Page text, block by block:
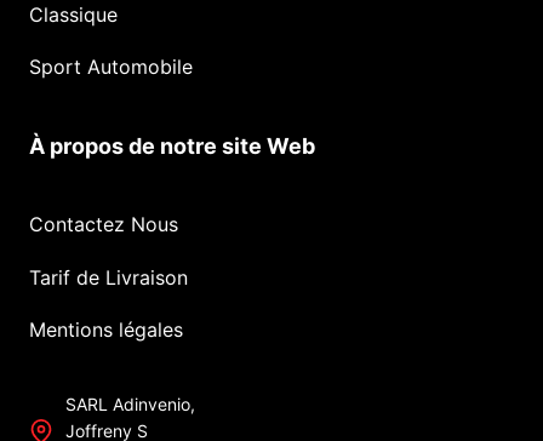
Classique
Sport Automobile
À propos de notre site Web
Contactez Nous
Tarif de Livraison
Mentions légales
SARL Adinvenio,
Joffreny S